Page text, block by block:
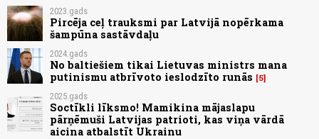
2023.gads
Pircēja ceļ trauksmi par Latvijā nopērkama
šampūna sastāvdaļu
2024.gads
No baltiešiem tikai Lietuvas ministrs mana
putinismu atbrīvoto ieslodzīto runās
5
2025.gads
Soctīkli līksmo! Mamikina mājaslapu
pārņēmuši Latvijas patrioti, kas viņa vārdā
aicina atbalstīt Ukrainu